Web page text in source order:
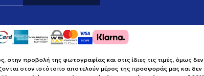
προβολή της φωτογραφίας και στις ίδιες τις τιμές, όμως
στον ιστότοπο αποτελούν μέρος της προσφοράς μας και δεν